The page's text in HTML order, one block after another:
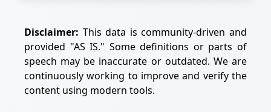
Disclaimer: This data is community-driven and
provided "AS IS." Some definitions or parts of
speech may be inaccurate or outdated. We are
continuously working to improve and verify the
content using modern tools.